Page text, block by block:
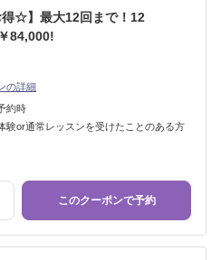
得☆】最大12回まで！12
84,000!
の詳細
約時
験or通常レッスンを受けたことのある方
このクーポンで予約